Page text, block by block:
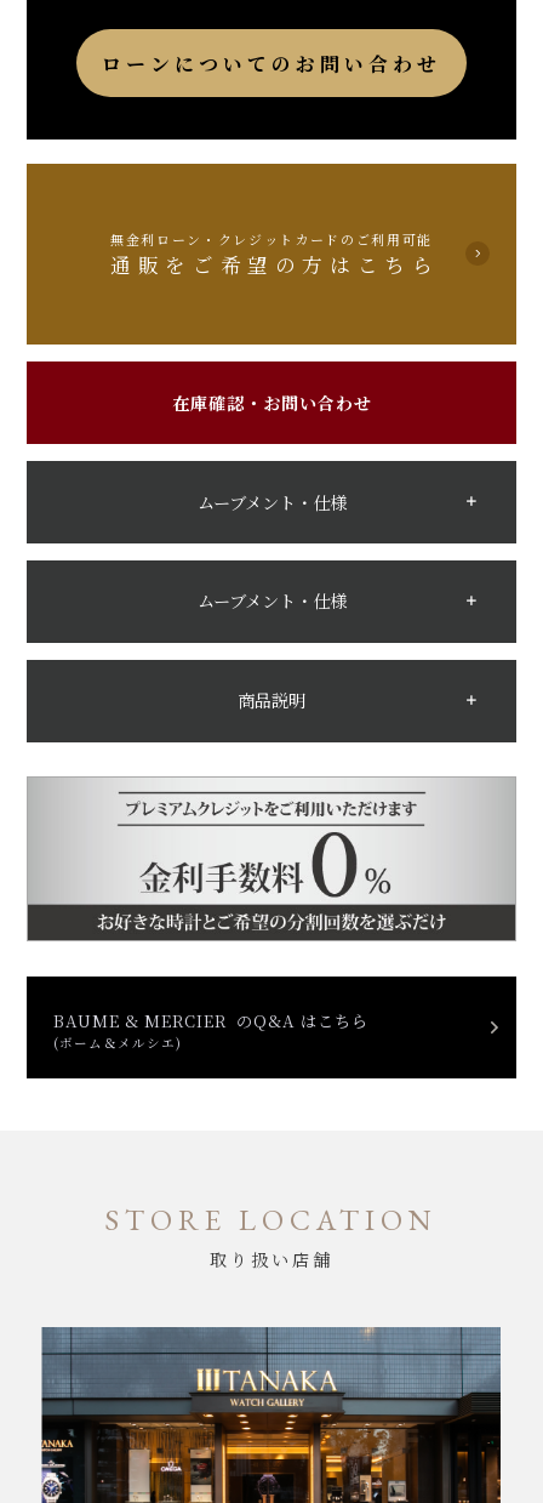
ローンについてのお問い合わせ
無金利ローン・クレジットカードのご利用可能
通販をご希望の方はこちら
在庫確認・お問い合わせ
ムーブメント・仕様
ムーブメント・仕様
商品説明
BAUME & MERCIER のQ&A はこちら
(ボーム＆メルシエ)
STORE LOCATION
取り扱い店舗